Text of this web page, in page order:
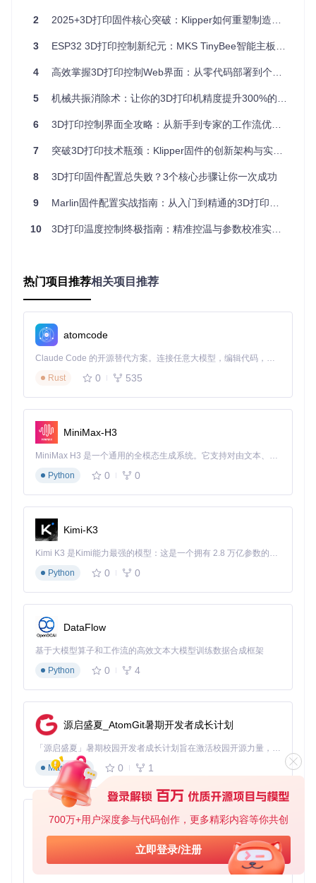
700万+用户深度参与代码创作，更多精彩内容等你共创
立即登录/注册
选择正确的配置后，使用PlatformIO编译固件：
下找到固件文件。
两种刷写方法
复制到FAT32格式的SD卡根目录
OctoPrint在线刷写
选择编译好的固件文件
点击"更新固件"，等待完成
配置检查清单
检查项目
状态
主板型号确认
□
需与配置文件匹配
固件文件名
□
电源稳定性
□
刷写过程中不可断电
编译无错误
□
刷写完成后，通过以下步骤验证：
重启打印机
确认固件版本号与你编译的版本一致
执行基本操作（如移动轴、加热喷头）测试功能
自测问题
你的主板型号是什么？对应的配置文件是哪个？
SD卡刷写和OctoPrint刷写各有什么优缺点？
如果刷写后打印机无法启动，你会采取哪些排查步骤？
为什么需要床面调平？精准校准方法与效果验证
打印第一层不平整？边角翘起？这些问题很可能源于床面调平
不当。床面调平是保证打印质量的基础，而智能床面调平系统
则能帮你轻松实现高精度校准。
问题分析
传统手动调平存在以下问题：
人为误差大，难以保证四角高度一致
热胀冷缩导致床面变形
调平过程耗时费力
智能床面调平系统通过多点探测，建立床面高度模型，实时补
偿不平整问题，从根本上解决这些难题。
2 2025+3D打印固件核心突破：Klipper如何重塑制造业生产范式
3 ESP32 3D打印控制新纪元：MKS TinyBee智能主板深度探索
4 高效掌握3D打印控制Web界面：从零代码部署到个性化配置方案
5 机械共振消除术：让你的3D打印机精度提升300%的实战指南
6 3D打印控制界面全攻略：从新手到专家的工作流优化指南
7 突破3D打印技术瓶颈：Klipper固件的创新架构与实战指南
8 3D打印固件配置总失败？3个核心步骤让你一次成功
9 Marlin固件配置实战指南：从入门到精通的3D打印优化方案
10 3D打印温度控制终极指南：精准控温与参数校准实战手册
热门项目推荐相关项目推荐
atomcode
Claude Code 的开源替代方案。连接任意大模型，编辑代码，运行命令，自动验证 — 全自动执行。用 Rust 构建，极致性能。 ｜ An open-source alternative to Claude Code. Connect any LLM, edit code, run commands, and verify changes — autonomously. Built in Rust for speed. Get Started
Rust
0 535
MiniMax-H3
MiniMax H3 是一个通用的全模态生成系统。它支持对由文本、图像、视频和音频组成的多模态上下文进行统一理解，并能生成分辨率高达 2K、时长可达 15 秒的带原生立体声音频的视频。得益于面向任务泛化的系统设计，H3 在预训练阶段就已具备广泛的多模态上下文理解与生成能力，能够出色地执行复杂的多模态指令。
Python
0 0
Kimi-K3
Kimi K3 是Kimi能力最强的模型：这是一个拥有 2.8 万亿参数的混合专家（MoE）模型，具备原生视觉理解能力，并支持 100 万 token 的上下文窗口。
Python
0 0
DataFlow
基于大模型算子和工作流的高效文本大模型训练数据合成框架
Python
0 4
源启盛夏_AtomGit暑期开发者成长计划
「源启盛夏」暑期校园开发者成长计划旨在激活校园开源力量，通过积分激励、认证扶持、资源倾斜等形式，引导高校组织和开发者完成「入驻 — 建项目 — 做贡献 — 获认证 — 得资源」的完整闭环。无论你是想带领社团入驻平台的组织者，还是希望用代码贡献证明自己的开发者，都能在这里找到属于你的成长路径。
Markdown
0 1
py-xiaozhi
基于Python的Xiaozhi AI，适用于想要完整Xiaozhi体验而无需拥有专用硬件的用户。
Python
0 1